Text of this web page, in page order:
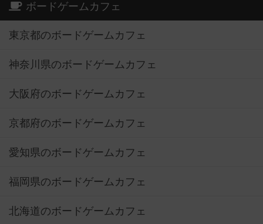
ボードゲームカフェ
東京都のボードゲームカフェ
神奈川県のボードゲームカフェ
大阪府のボードゲームカフェ
京都府のボードゲームカフェ
愛知県のボードゲームカフェ
福岡県のボードゲームカフェ
北海道のボードゲームカフェ